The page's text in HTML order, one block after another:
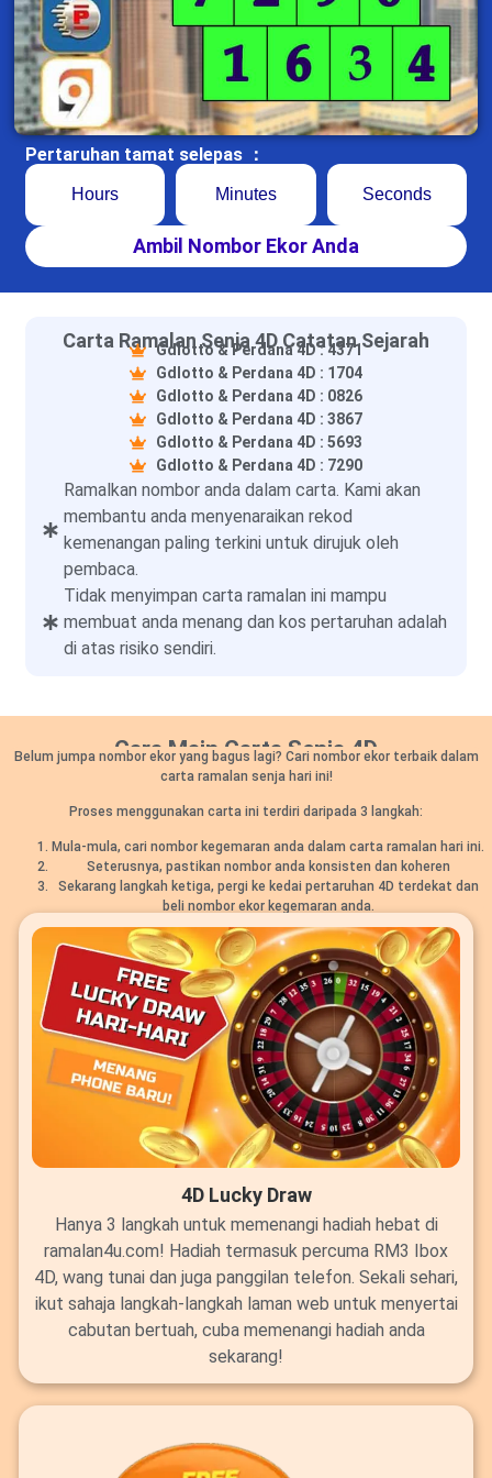
Pertaruhan tamat selepas ：
Hours Minutes Seconds
Ambil Nombor Ekor Anda
Carta Ramalan Senja 4D Catatan Sejarah
Gdlotto & Perdana 4D : 4371
Gdlotto & Perdana 4D : 1704
Gdlotto & Perdana 4D : 0826
Gdlotto & Perdana 4D : 3867
Gdlotto & Perdana 4D : 5693
Gdlotto & Perdana 4D : 7290
Ramalkan nombor anda dalam carta. Kami akan
membantu anda menyenaraikan rekod
kemenangan paling terkini untuk dirujuk oleh
pembaca.
Tidak menyimpan carta ramalan ini mampu
membuat anda menang dan kos pertaruhan adalah
di atas risiko sendiri.
Cara Main Carta Senja 4D
Belum jumpa nombor ekor yang bagus lagi? Cari nombor ekor terbaik dalam
carta ramalan senja hari ini!
Proses menggunakan carta ini terdiri daripada 3 langkah:
Mula-mula, cari nombor kegemaran anda dalam carta ramalan hari ini.
Seterusnya, pastikan nombor anda konsisten dan koheren
Sekarang langkah ketiga, pergi ke kedai pertaruhan 4D terdekat dan
beli nombor ekor kegemaran anda.
4D Lucky Draw
Hanya 3 langkah untuk memenangi hadiah hebat di
ramalan4u.com! Hadiah termasuk percuma RM3 Ibox
4D, wang tunai dan juga panggilan telefon. Sekali sehari,
ikut sahaja langkah-langkah laman web untuk menyertai
cabutan bertuah, cuba memenangi hadiah anda
sekarang!